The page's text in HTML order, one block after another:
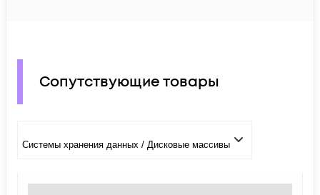
Сопутствующие товары
Системы хранения данных / Дисковые массивы